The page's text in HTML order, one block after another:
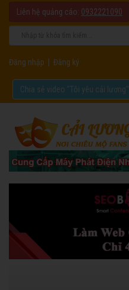
Liên hệ quảng cáo: 0932221090
Đăng nhập Đăng ký
Chia sẻ video "Tôi yêu cải lương".